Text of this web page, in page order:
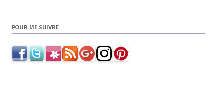
POUR ME SUIVRE